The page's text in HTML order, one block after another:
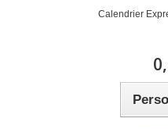
Calendrier